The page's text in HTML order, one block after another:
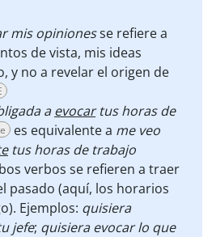
mis opinionesse refiere a
de vista, mis ideas
y no a revelar el origen de
aevocartus horas de
es equivalente a me veo
tus horas de trabajo
verbos se refieren a traer
pasado (aquí, los horarios
Ejemplos: quisiera
jefe; quisiera evocar lo que